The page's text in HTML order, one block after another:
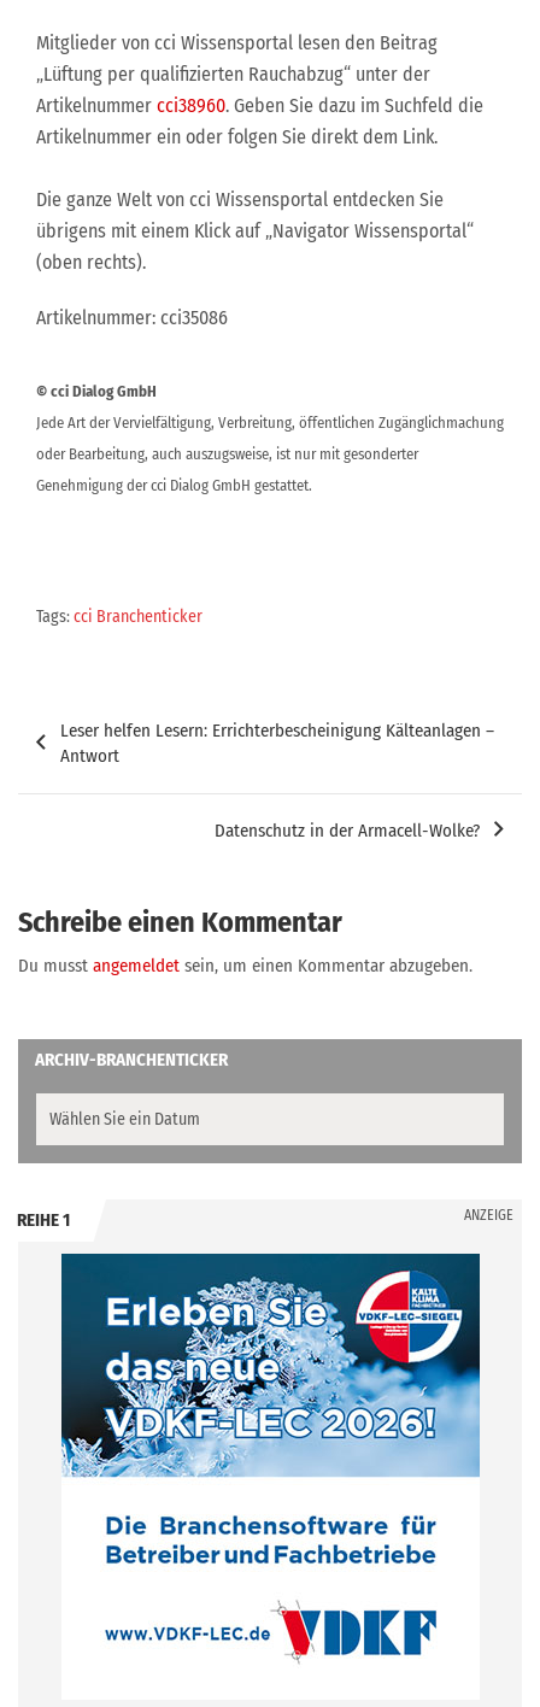
Mitglieder von cci Wissensportal lesen den Beitrag
„Lüftung per qualifizierten Rauchabzug“ unter der
Artikelnummer cci38960. Geben Sie dazu im Suchfeld die
Artikelnummer ein oder folgen Sie direkt dem Link.
Die ganze Welt von cci Wissensportal entdecken Sie
übrigens mit einem Klick auf „Navigator Wissensportal“
(oben rechts).
Artikelnummer: cci35086
© cci Dialog GmbH
Jede Art der Vervielfältigung, Verbreitung, öffentlichen Zugänglichmachung
oder Bearbeitung, auch auszugsweise, ist nur mit gesonderter
Genehmigung der cci Dialog GmbH gestattet.
Tags:cci Branchenticker
Leser helfen Lesern: Errichterbescheinigung Kälteanlagen –
Antwort
Datenschutz in der Armacell-Wolke?
Schreibe einen Kommentar
Du musst angemeldet sein, um einen Kommentar abzugeben.
ARCHIV-BRANCHENTICKER
REIHE 1 ANZEIGE